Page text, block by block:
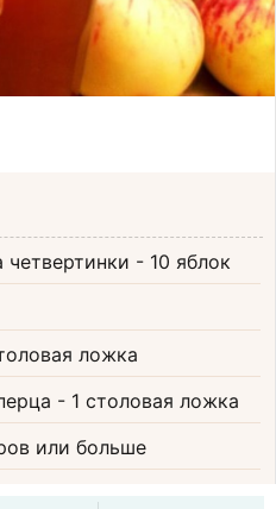
четвертинки - 10 яблок
ложка
- 1 столовая ложка
или больше